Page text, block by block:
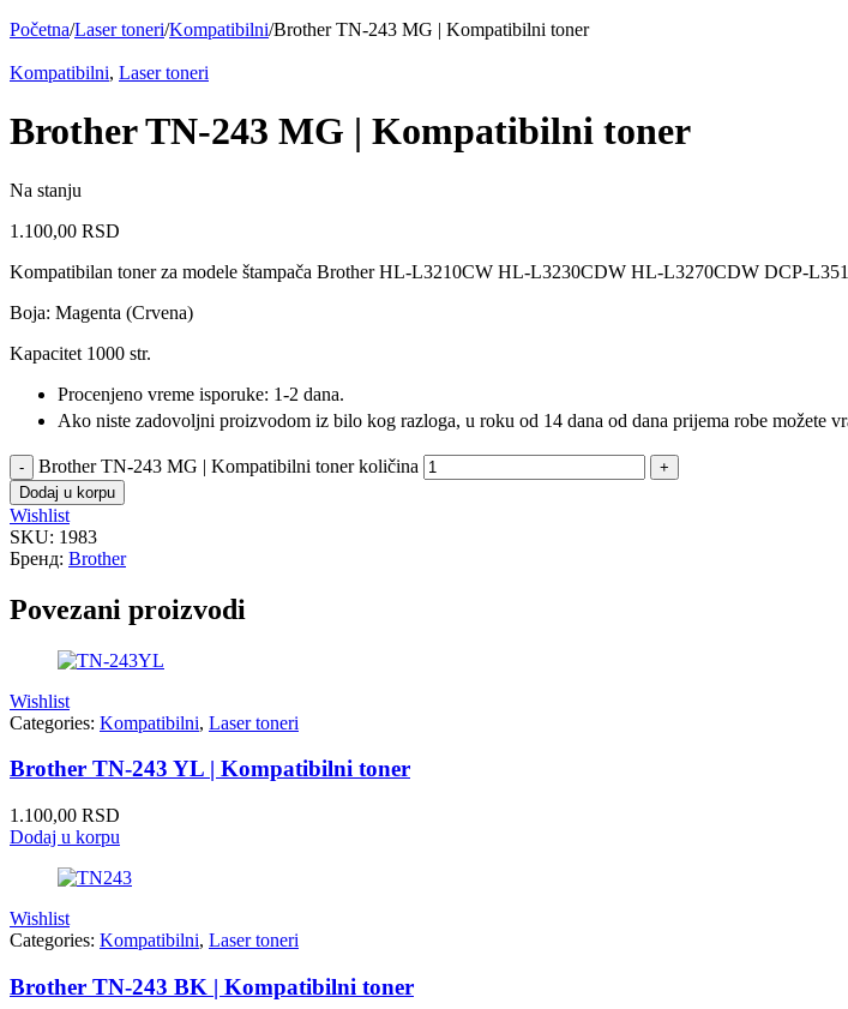
Početna/Laser toneri/Kompatibilni/Brother TN-243 MG | Kompatibilni toner
Kompatibilni, Laser toneri
Brother TN-243 MG | Kompatibilni toner
Na stanju
1.100,00 RSD
Kompatibilan toner za modele štampača Brother HL-L3210CW HL-L3230CDW HL-L3270CDW DCP-
Boja: Magenta (Crvena)
Kapacitet 1000 str.
Procenjeno vreme isporuke: 1-2 dana.
Ako niste zadovoljni proizvodom iz bilo kog razloga, u roku od 14 dana od dana prijema robe možete
Brother TN-243 MG | Kompatibilni toner količina
Dodaj u korpu
Wishlist
SKU: 1983
Бренд: Brother
Povezani proizvodi
Wishlist
Categories: Kompatibilni, Laser toneri
Brother TN-243 YL | Kompatibilni toner
1.100,00 RSD
Dodaj u korpu
Wishlist
Categories: Kompatibilni, Laser toneri
Brother TN-243 BK | Kompatibilni toner